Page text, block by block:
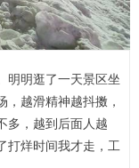
明明逛了一天景区坐
越滑精神越抖擞，
多，越到后面人越
打烊时间我才走，工